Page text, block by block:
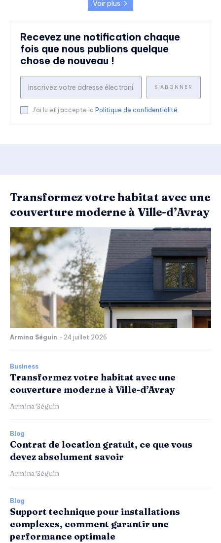
Voir plus
Recevez une notification chaque
fois que nous publions quelque
chose de nouveau !
S'ABONNER
J'ai lu et j'accepte la Politique de confidentialité
Transformez votre habitat avec une
couverture moderne à Ville-d’Avray
Armina Séguin - 24 juillet 2026
Business
Transformez votre habitat avec une
couverture moderne à Ville-d’Avray
Armina Séguin
Blog
Contrat de location gratuit, ce que vous
devez absolument savoir
Armina Séguin
Blog
Support technique pour installations
complexes, comment garantir une
performance optimale